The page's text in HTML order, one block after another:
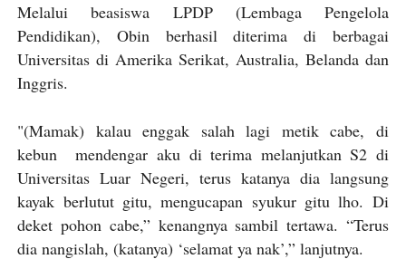
Melalui beasiswa LPDP (Lembaga Pengelola
Pendidikan), Obin berhasil diterima di berbagai
Universitas di Amerika Serikat, Australia, Belanda dan
Inggris.
"(Mamak) kalau enggak salah lagi metik cabe, di
kebun mendengar aku di terima melanjutkan S2 di
Universitas Luar Negeri, terus katanya dia langsung
kayak berlutut gitu, mengucapan syukur gitu lho. Di
deket pohon cabe,” kenangnya sambil tertawa. “Terus
dia nangislah, (katanya) ‘selamat ya nak’,” lanjutnya.